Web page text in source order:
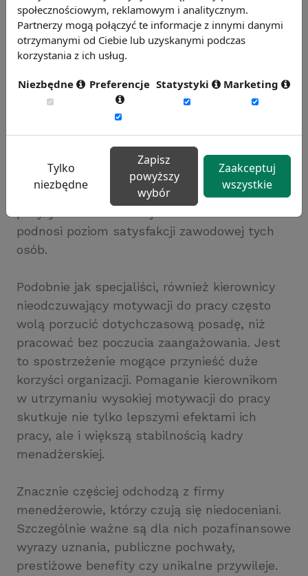
Powody, dla których odchodzą
menedżerowie i członkowie
Jak wynika z badania, dla pracowników na
stanowiskach kierowniczych najważniejszym
kryterium decydującym o zmianie pracodawcy
jest prestiż i reputacja organizacji w której
pracują. Poczucie emocjonalnego przywiązania
i dumy oraz możliwość posiadania ważnej
podnosi poziom satysfakcji zawodowej tych
osób.
Podobnie jak specjaliści, również kierownicy
nieodczuwający motywacji do pracy często
wolą porzucić dotychczasową posadę, niż
pracować bez poczucia zaangażowania. Jest
to spostrzeżenie mogące przynieść duże
korzyści organizacji. Pomaganie kierownikom
w utrzymaniu wysokiej motywacji do pracy
skutkuje nie tylko lepszymi efektami ich
pracy, ale i większą stabilnością kadry
menadżerskiej.
Znacznie częściej odchodzą z firmy
menedżerowie, którzy czują się niedoceniani.
Szczególnie ważne są dla nich pozafinansowe
wyrazy uznania, publiczne pochwały,
prestiżowe benefity czy unikalne przywileje.
społecznościowym, reklamowym i analitycznym.
Partnerzy mogą połączyć te informacje z innymi danymi
otrzymanymi od Ciebie lub uzyskanymi podczas
korzystania z ich usług.
Niezbędne Preferencje Statystyki Marketing
Tylko
niezbędne
Zapisz
powyższy
wybór
Zaakceptuj
wszystkie